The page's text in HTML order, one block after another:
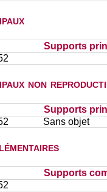
Supports
non
Supports
Sans objet
Supports